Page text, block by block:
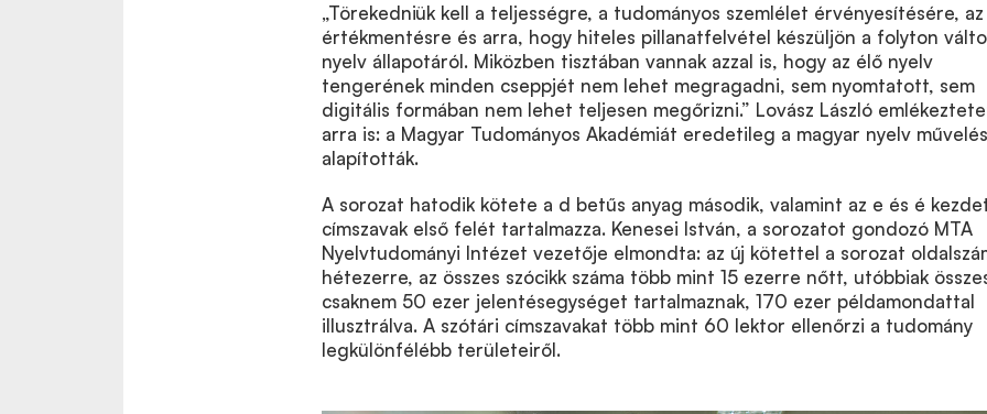
„Törekedniük kell a teljességre, a tudományos szemlélet érvényesítésére, az
értékmentésre és arra, hogy hiteles pillanatfelvétel készüljön a folyton
nyelv állapotáról. Miközben tisztában vannak azzal is, hogy az élő nyelv
tengerének minden cseppjét nem lehet megragadni, sem nyomtatott, sem
digitális formában nem lehet teljesen megőrizni.” Lovász László
arra is: a Magyar Tudományos Akadémiát eredetileg a magyar nyelv
alapították.
A sorozat hatodik kötete a d betűs anyag második, valamint az e és é
címszavak első felét tartalmazza. Kenesei István, a sorozatot gondozó MTA
Nyelvtudományi Intézet vezetője elmondta: az új kötettel a sorozat
hétezerre, az összes szócikk száma több mint 15 ezerre nőtt, utóbbiak
csaknem 50 ezer jelentésegységet tartalmaznak, 170 ezer példamondattal
illusztrálva. A szótári címszavakat több mint 60 lektor ellenőrzi a tudomány
legkülönfélébb területeiről.